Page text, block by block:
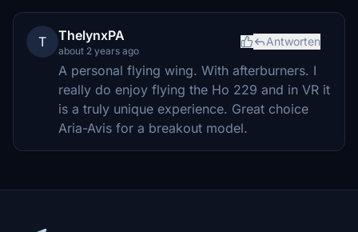
T ThelynxPA
about 2 years ago
Antworten
A personal flying wing. With afterburners. I
really do enjoy flying the Ho 229 and in VR it
is a truly unique experience. Great choice
Aria-Avis for a breakout model.